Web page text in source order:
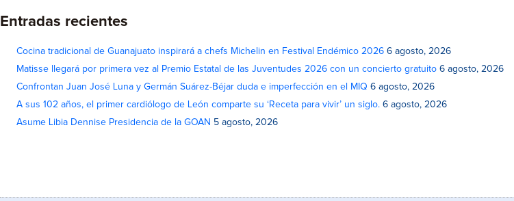
Entradas recientes
Cocina tradicional de Guanajuato inspirará a chefs Michelin en Festival Endémico 2026 6 agosto, 2026
Matisse llegará por primera vez al Premio Estatal de las Juventudes 2026 con un concierto gratuito 6 agosto, 2026
Confrontan Juan José Luna y Germán Suárez-Béjar duda e imperfección en el MIQ 6 agosto, 2026
A sus 102 años, el primer cardiólogo de León comparte su ‘Receta para vivir’ un siglo. 6 agosto, 2026
Asume Libia Dennise Presidencia de la GOAN 5 agosto, 2026